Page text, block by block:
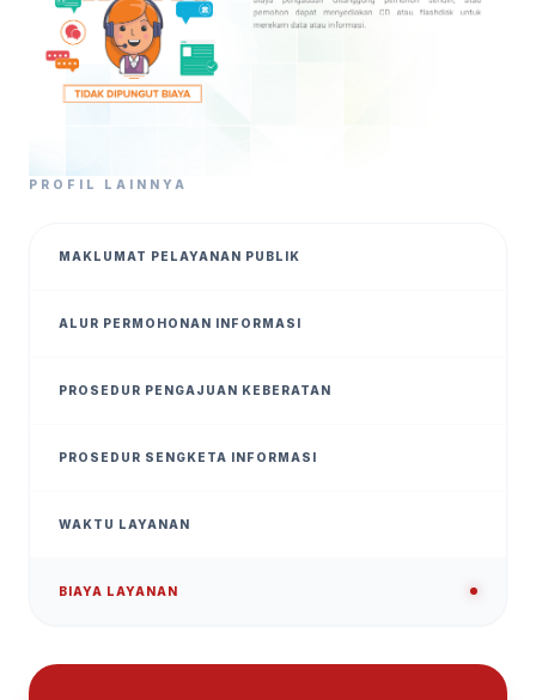
PROFIL LAINNYA
MAKLUMAT PELAYANAN PUBLIK
ALUR PERMOHONAN INFORMASI
PROSEDUR PENGAJUAN KEBERATAN
PROSEDUR SENGKETA INFORMASI
WAKTU LAYANAN
BIAYA LAYANAN